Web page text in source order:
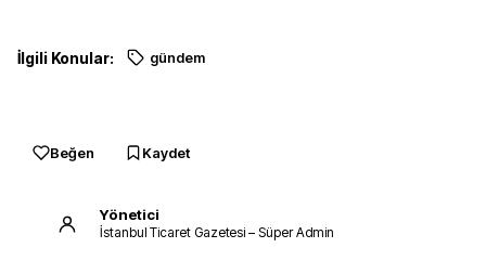
İlgili Konular: gündem
Beğen Kaydet
Yönetici
İstanbul Ticaret Gazetesi – Süper Admin